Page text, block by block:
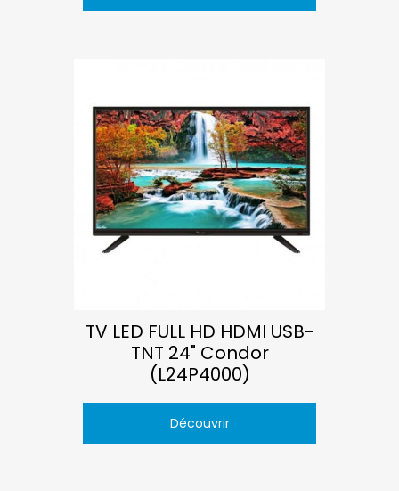
TV LED FULL HD HDMI USB-
TNT 24" Condor
(L24P4000)
Découvrir